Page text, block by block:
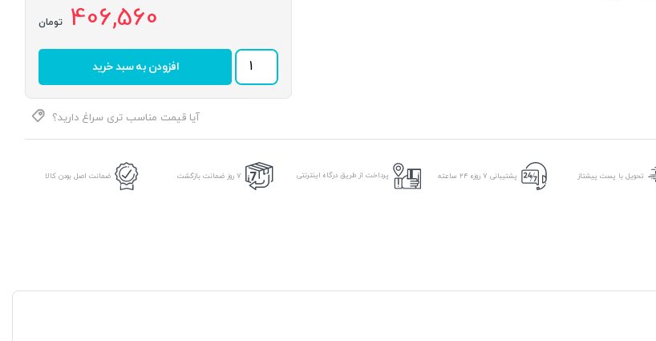
406,560 تومان
بلبرینگ
KH1210
برند
STAR
افزودن به سبد خرید
آیا قیمت مناسب تری سراغ دارید؟
تحویل با پست پیشتاز پشتیبانی ۷ روزه ۲۴ ساعته پرداخت از طریق درگاه اینترنتی 7 روز ضمانت بازگشت ضمانت اصل بودن کالا